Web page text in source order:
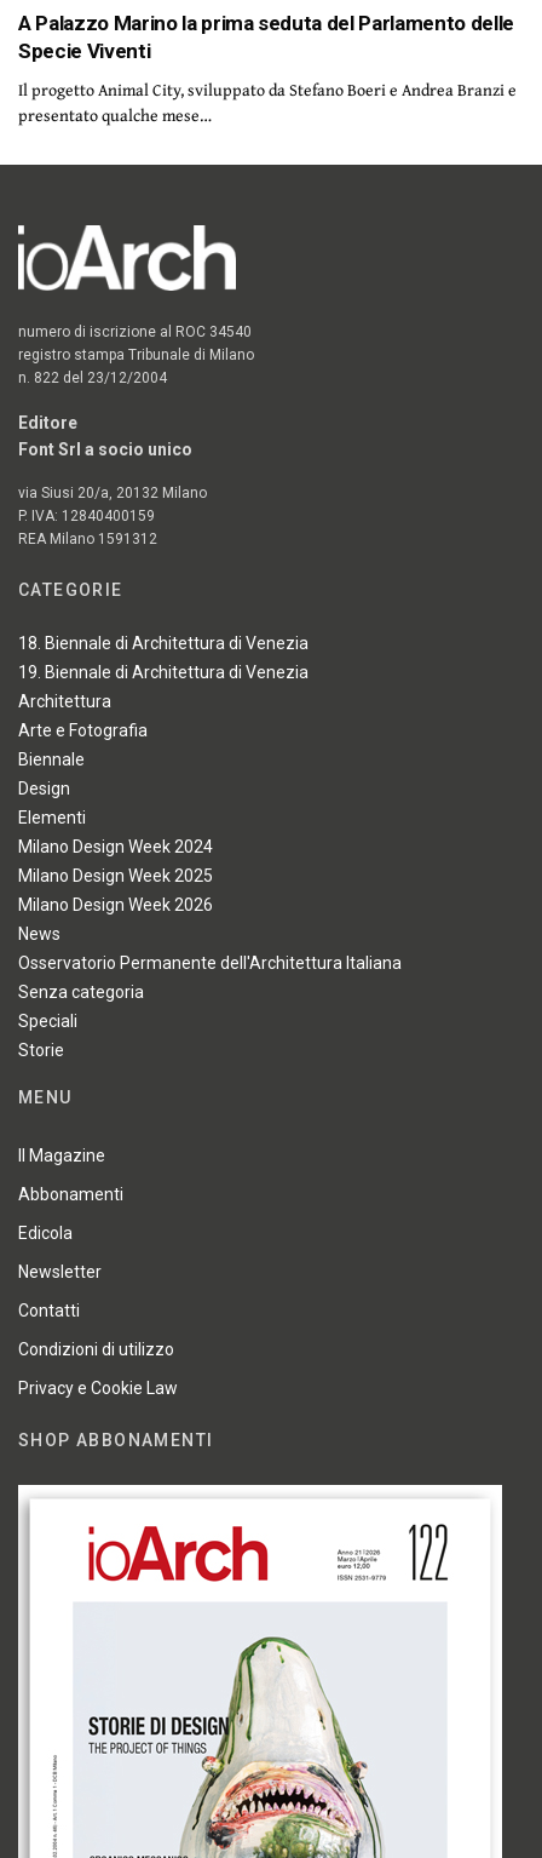
A Palazzo Marino la prima seduta del Parlamento delle
Specie Viventi
Il progetto Animal City, sviluppato da Stefano Boeri e Andrea Branzi e
presentato qualche mese…
numero di iscrizione al ROC 34540
registro stampa Tribunale di Milano
n. 822 del 23/12/2004
Editore
Font Srl a socio unico
via Siusi 20/a, 20132 Milano
P. IVA: 12840400159
REA Milano 1591312
CATEGORIE
18. Biennale di Architettura di Venezia
19. Biennale di Architettura di Venezia
Architettura
Arte e Fotografia
Biennale
Design
Elementi
Milano Design Week 2024
Milano Design Week 2025
Milano Design Week 2026
News
Osservatorio Permanente dell'Architettura Italiana
Senza categoria
Speciali
Storie
MENU
Il Magazine
Abbonamenti
Edicola
Newsletter
Contatti
Condizioni di utilizzo
Privacy e Cookie Law
SHOP ABBONAMENTI